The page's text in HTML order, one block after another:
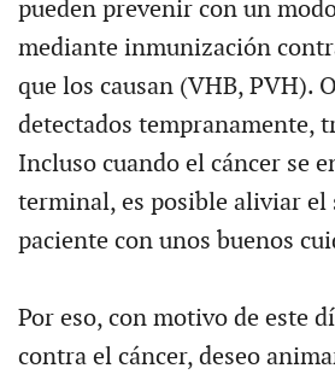
pueden prevenir con un
mediante inmunización
que los causan (VHB, PVH).
detectados tempranamente,
Incluso cuando el cáncer se
terminal, es posible aliviar
paciente con unos buenos
Por eso, con motivo de este
contra el cáncer, deseo